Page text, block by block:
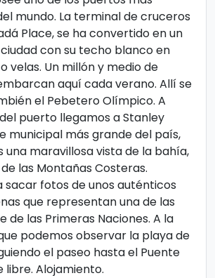
mundo. La terminal de cruceros
Place, se ha convertido en un
con su techo blanco en
velas. Un millón y medio de
aquí cada verano. Allí se
el Pebetero Olímpico. A
puerto llegamos a Stanley
municipal más grande del país,
una maravillosa vista de la bahía,
las Montañas Costeras.
sacar fotos de unos auténticos
que representan una de las
de las Primeras Naciones. A la
podemos observar la playa de
el paseo hasta el Puente
libre. Alojamiento.